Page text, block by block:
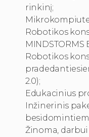
rinkinį;
Robotikos
MINDSTORMS
Robotikos
2.0);
Edukacinius
Inžinerinis
Žinoma,